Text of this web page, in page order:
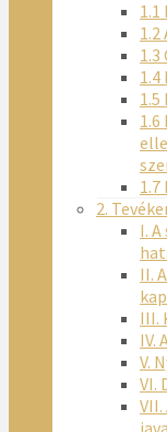
1.5
2.
I.
II.
III.
IV.
V.
VI.